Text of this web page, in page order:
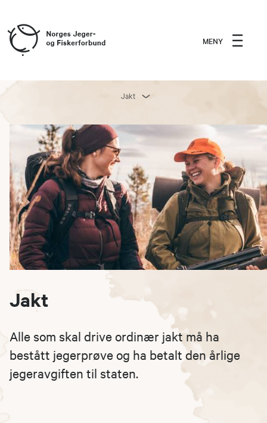
MENY
Jakt
Jakt
Alle som skal drive ordinær jakt må ha
bestått jegerprøve og ha betalt den årlige
jegeravgiften til staten.